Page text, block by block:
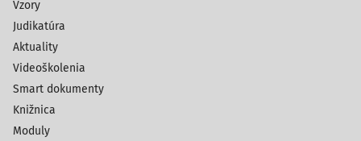
Vzory
Judikatúra
Aktuality
Videoškolenia
Smart dokumenty
Knižnica
Moduly